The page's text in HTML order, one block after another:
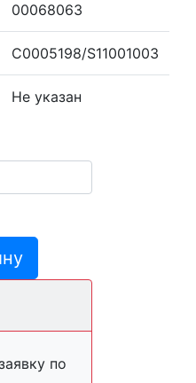
00068063
С0005198/S11001003
Не указан
по